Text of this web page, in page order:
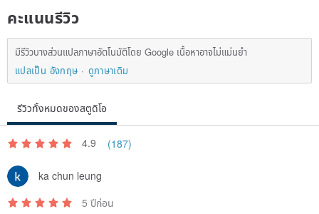
คะแนนรีวิว
มีรีวิวบางส่วนแปลภาษาอัตโนมัติโดย Google เนื้อหาอาจไม่แม่นยำ
แปลเป็น อังกฤษ
ดูภาษาเดิม
รีวิวทั้งหมดของสตูดิโอ
4.9 (187)
ka chun leung
5 ปีก่อน